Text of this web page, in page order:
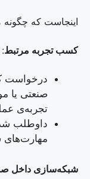
اینجاست که چگونه
کسب تجربه مرتبط:
درخواست
صنعتی یا
تجربه‌ی
داوطلب
مهارت‌های
شبکه‌سازی داخل